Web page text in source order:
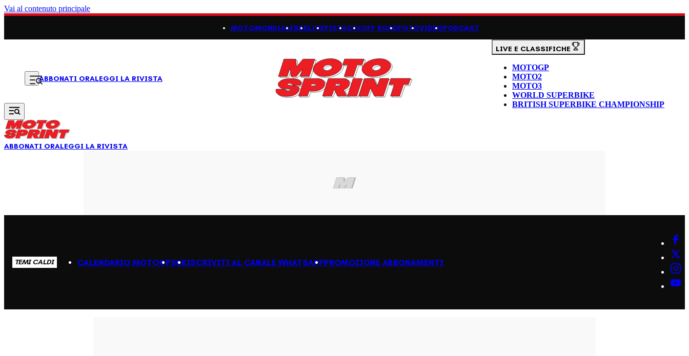
Vai al contenuto principale
MOTOMONDIALESBKLIVEPISTACIVOFF ROADFOTOVIDEOPODCAST
ABBONATI ORALEGGI LA RIVISTA
LIVE E CLASSIFICHE
MOTOGP
MOTO2
MOTO3
WORLD SUPERBIKE
BRITISH SUPERBIKE CHAMPIONSHIP
ABBONATI ORALEGGI LA RIVISTA
TEMI CALDI CALENDARIO MOTOGPSBKISCRIVITI AL CANALE WHATSAPPPROMOZIONE ABBONAMENTI